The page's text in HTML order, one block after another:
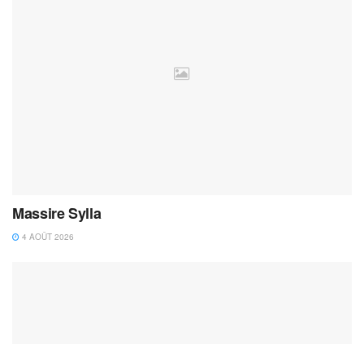
Massire Sylla
4 AOÛT 2026